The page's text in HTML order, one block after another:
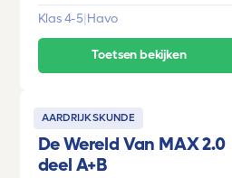
Klas 4-5|Havo
Toetsen bekijken
AARDRIJKSKUNDE
De Wereld Van MAX 2.0
deel A+B